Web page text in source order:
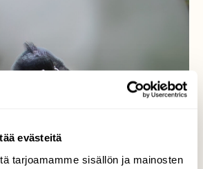
evästeitä
tarjoamamme sisällön ja mainosten